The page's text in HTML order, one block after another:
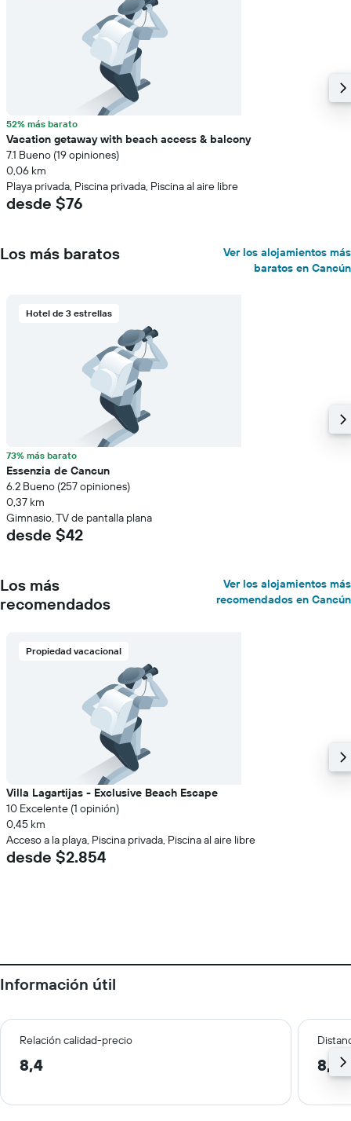
52% más barato
Vacation getaway with beach access & balcony
7.1 Bueno (19 opiniones)
0,06 km
Playa privada, Piscina privada, Piscina al aire libre
desde $76
Los más baratos
Ver los alojamientos más
baratos en Cancún
Hotel de 3 estrellas
73% más barato
Essenzia de Cancun
6.2 Bueno (257 opiniones)
0,37 km
Gimnasio, TV de pantalla plana
desde $42
Los más
recomendados
Ver los alojamientos más
recomendados en Cancún
Propiedad vacacional
Villa Lagartijas - Exclusive Beach Escape
10 Excelente (1 opinión)
0,45 km
Acceso a la playa, Piscina privada, Piscina al aire libre
desde $2.854
Información útil
Relación calidad-precio
8,4 8,0